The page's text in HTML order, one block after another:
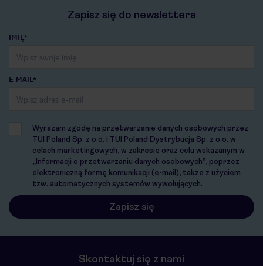
Zapisz się do newslettera
IMIĘ*
E-MAIL*
Wyrażam zgodę na przetwarzanie danych osobowych przez
TUI Poland Sp. z o.o. i TUI Poland Dystrybucja Sp. z o.o. w
celach marketingowych, w zakresie oraz celu wskazanym w
„Informacji o przetwarzaniu danych osobowych”, poprzez
elektroniczną formę komunikacji (e-mail), także z użyciem
tzw. automatycznych systemów wywołujących.
Skontaktuj się z nami